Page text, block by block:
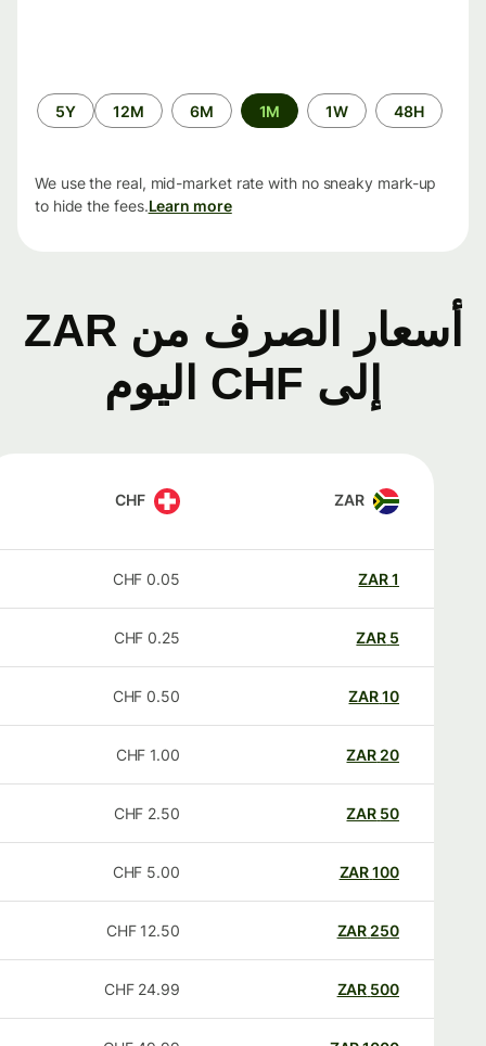
الفترة
الزمنية
48H
1W
1M
6M
12M
5Y
We use the real, mid-market rate with no sneaky mark-up
to hide the fees.Learn more
أسعار الصرف من ZAR
إلى CHF اليوم
ZAR
CHF
ZAR
0.05
CHF
ZAR
0.25
CHF
ZAR
0.50
CHF
20
ZAR
1.00
CHF
50
ZAR
2.50
CHF
100
ZAR
5.00
CHF
250
ZAR
12.50
CHF
500
ZAR
24.99
CHF